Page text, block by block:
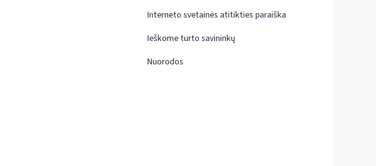
Interneto svetainės atitikties paraiška
Ieškome turto savininkų
Nuorodos